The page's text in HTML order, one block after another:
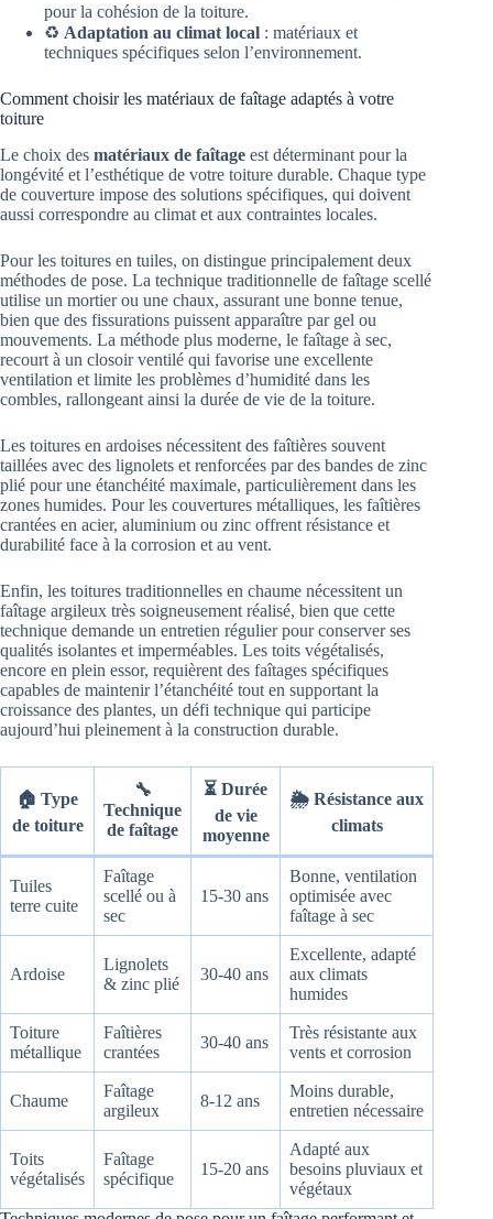
pour la cohésion de la toiture.
♻️ Adaptation au climat local : matériaux et
techniques spécifiques selon l’environnement.
Comment choisir les matériaux de faîtage adaptés à votre
toiture
Le choix des matériaux de faîtage est déterminant pour la
longévité et l’esthétique de votre toiture durable. Chaque type
de couverture impose des solutions spécifiques, qui doivent
aussi correspondre au climat et aux contraintes locales.
Pour les toitures en tuiles, on distingue principalement deux
méthodes de pose. La technique traditionnelle de faîtage scellé
utilise un mortier ou une chaux, assurant une bonne tenue,
bien que des fissurations puissent apparaître par gel ou
mouvements. La méthode plus moderne, le faîtage à sec,
recourt à un closoir ventilé qui favorise une excellente
ventilation et limite les problèmes d’humidité dans les
combles, rallongeant ainsi la durée de vie de la toiture.
Les toitures en ardoises nécessitent des faîtières souvent
taillées avec des lignolets et renforcées par des bandes de zinc
plié pour une étanchéité maximale, particulièrement dans les
zones humides. Pour les couvertures métalliques, les faîtières
crantées en acier, aluminium ou zinc offrent résistance et
durabilité face à la corrosion et au vent.
Enfin, les toitures traditionnelles en chaume nécessitent un
faîtage argileux très soigneusement réalisé, bien que cette
technique demande un entretien régulier pour conserver ses
qualités isolantes et imperméables. Les toits végétalisés,
encore en plein essor, requièrent des faîtages spécifiques
capables de maintenir l’étanchéité tout en supportant la
croissance des plantes, un défi technique qui participe
aujourd’hui pleinement à la construction durable.
🏠 Type
de toiture
🔧
Technique
de faîtage
⏳ Durée
de vie
moyenne
🌦️ Résistance aux
climats
Tuiles
terre cuite
Faîtage
scellé ou à
sec
15-30 ans
Bonne, ventilation
optimisée avec
faîtage à sec
Ardoise
Lignolets
& zinc plié
30-40 ans
Excellente, adapté
aux climats
humides
Toiture
métallique
Faîtières
crantées
30-40 ans
Très résistante aux
vents et corrosion
Chaume
Faîtage
argileux
8-12 ans
Moins durable,
entretien nécessaire
Toits
végétalisés
Faîtage
spécifique
15-20 ans
Adapté aux
besoins pluviaux et
végétaux